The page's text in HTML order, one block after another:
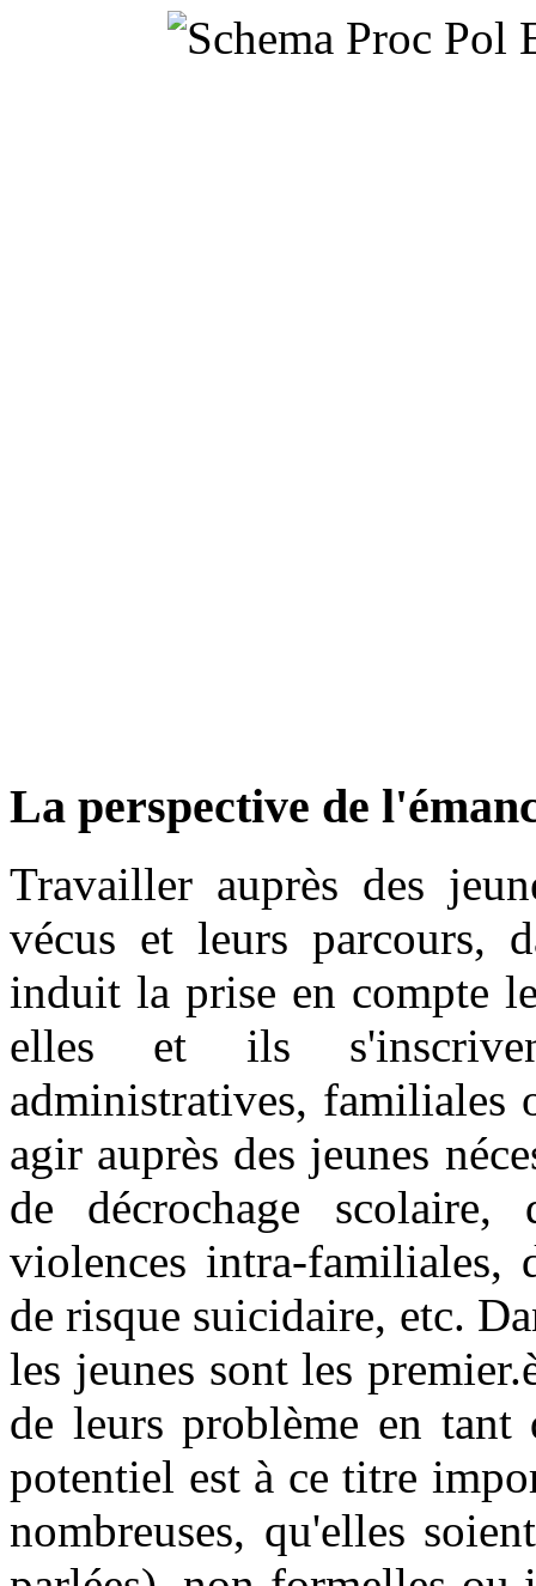
La perspective de
Travailler auprès des
vécus et leurs parcours,
induit la prise en compte
elles et ils
administratives, familiales
agir auprès des jeunes
de décrochage
violences intra-familiales,
de risque suicidaire, etc.
les jeunes sont les
de leurs problème en
potentiel est à ce titre
nombreuses, qu'elles